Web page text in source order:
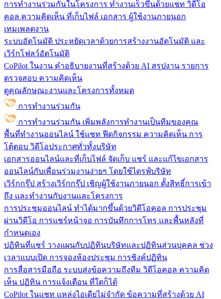
การทำงานร่วมกันในโครงการ ทํางานเร็วขึ้นด้วยแชท วิดีโอ
คอล ความคิดเห็น ที่เก็บไฟล์ เอกสาร ผู้ใช้งานภายนอก
เทมเพลตงาน
ระบบอัตโนมัติ ประหยัดเวลาด้วยการสร้างงานอัตโนมัติ และ
เวิร์กโฟลว์อัตโนมัติ
CoPilot ในงาน คำอธิบายงานที่สร้างด้วย AI สรุปงาน รายการ
ตรวจสอบ ความคิดเห็น
ดูคุณลักษณะงานและโครงการทั้งหมด
การทำงานร่วมกัน
การทำงานร่วมกัน เพิ่มพลังการทำงานเป็นทีมของคุณ
พื้นที่ทำงานออนไลน์ ใช้แชท ฟีดกิจกรรม ความคิดเห็น การ
โต้ตอบ วิดีโอประกาศทั่วทั้งบริษัท
เอกสารออนไลน์และที่เก็บไฟล์ จัดเก็บ แชร์ และแก้ไขเอกสาร
ออนไลน์กับเพื่อนร่วมงานง่ายๆ โดยใช้ไดรฟ์บริษัท
เวิร์กกรุ๊ป สร้างเวิร์กกรุ๊ป เชิญผู้ใช้งานภายนอก ตั้งสิทธิ์การเข้า
ถึง และทำงานกับงานและโครงการ
การประชุมออนไลน์ ทำได้มากขึ้นด้วยวิดีโอคอล การประชุม
ผ่านวิดีโอ การแชร์หน้าจอ การบันทึกการโทร และพื้นหลังที่
กำหนดเอง
ปฏิทินที่แชร์ วางแผนกับปฏิทินบริษัทและปฏิทินส่วนบุคคล ช่วง
เวลาแบบเปิด การจองห้องประชุม การซิงค์ปฏิทิน
การสื่อสารมือถือ ระบบส่งข้อความถึงทีม วิดีโอคอล ความคิด
เห็น ปฏิทิน การแจ้งเตือน ที่ใดก็ได้
CoPilot ในแชท แหล่งไอเดียไม่จำกัด ข้อความที่สร้างด้วย AI